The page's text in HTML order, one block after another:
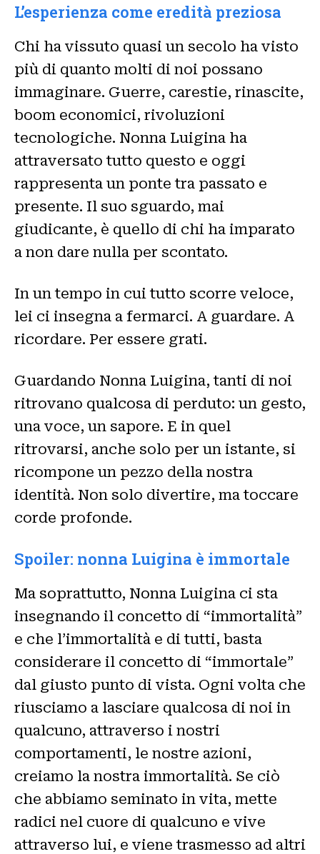
L’esperienza come eredità preziosa
Chi ha vissuto quasi un secolo ha visto
più di quanto molti di noi possano
immaginare. Guerre, carestie, rinascite,
boom economici, rivoluzioni
tecnologiche. Nonna Luigina ha
attraversato tutto questo e oggi
rappresenta un ponte tra passato e
presente. Il suo sguardo, mai
giudicante, è quello di chi ha imparato
a non dare nulla per scontato.
In un tempo in cui tutto scorre veloce,
lei ci insegna a fermarci. A guardare. A
ricordare. Per essere grati.
Guardando Nonna Luigina, tanti di noi
ritrovano qualcosa di perduto: un gesto,
una voce, un sapore. E in quel
ritrovarsi, anche solo per un istante, si
ricompone un pezzo della nostra
identità. Non solo divertire, ma toccare
corde profonde.
Spoiler: nonna Luigina è immortale
Ma soprattutto, Nonna Luigina ci sta
insegnando il concetto di “immortalità”
e che l’immortalità e di tutti, basta
considerare il concetto di “immortale”
dal giusto punto di vista. Ogni volta che
riusciamo a lasciare qualcosa di noi in
qualcuno, attraverso i nostri
comportamenti, le nostre azioni,
creiamo la nostra immortalità. Se ciò
che abbiamo seminato in vita, mette
radici nel cuore di qualcuno e vive
attraverso lui, e viene trasmesso ad altri